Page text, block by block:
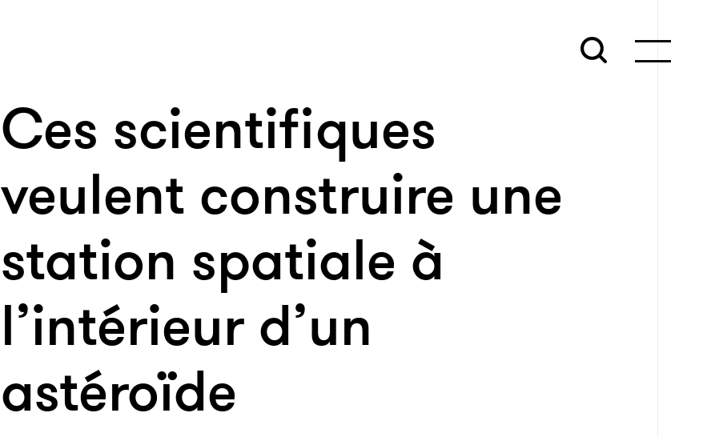
Ces scientifiques
veulent construire une
station spatiale à
l’intérieur d’un
astéroïde